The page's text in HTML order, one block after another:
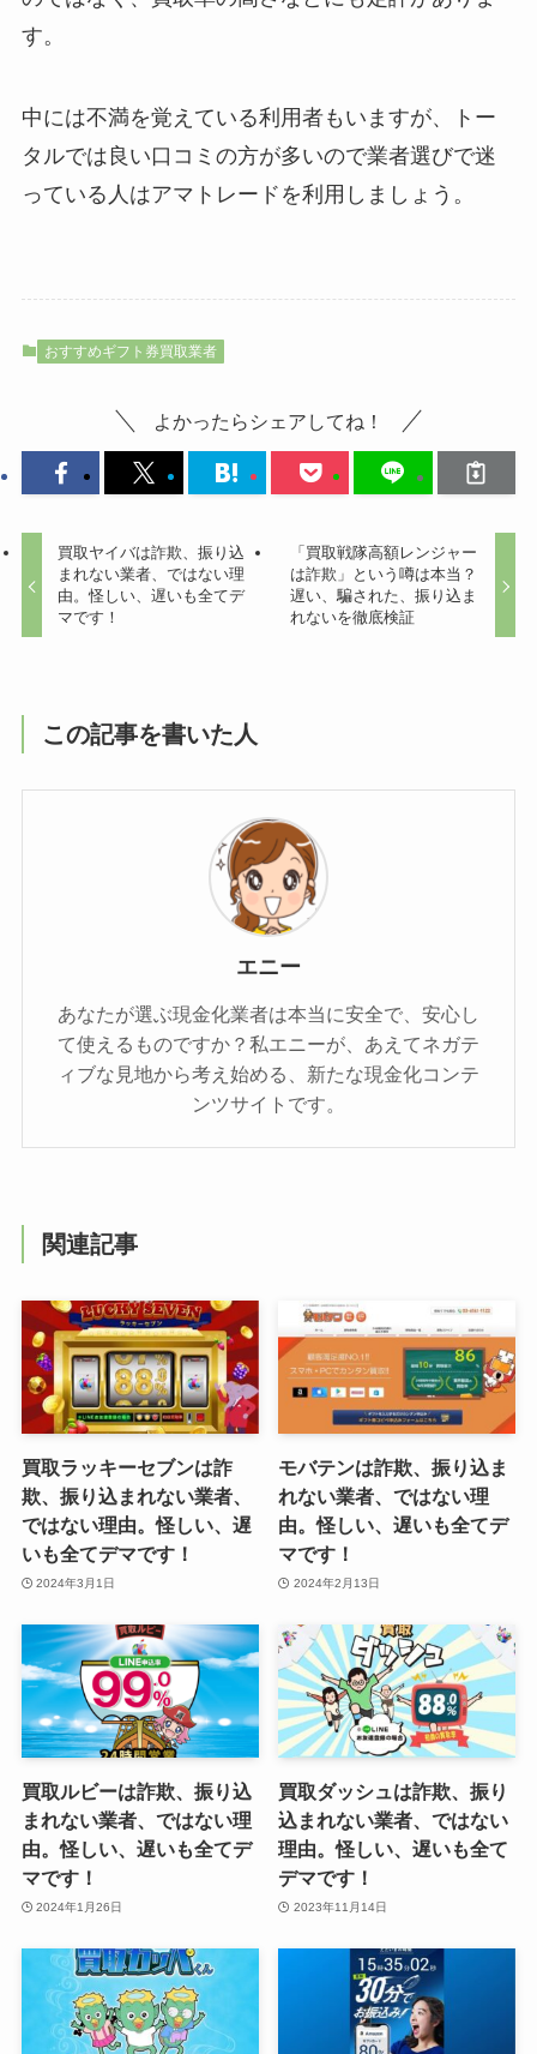
す。
中には不満を覚えている利用者もいますが、トー
タルでは良い口コミの方が多いので業者選びで迷
っている人はアマトレードを利用しましょう。
おすすめギフト券買取業者
よかったらシェアしてね！
買取ヤイバは詐欺、振り込
まれない業者、ではない理
由。怪しい、遅いも全てデ
マです！
「買取戦隊高額レンジャー
は詐欺」という噂は本当？
遅い、騙された、振り込ま
れないを徹底検証
この記事を書いた人
エニー
あなたが選ぶ現金化業者は本当に安全で、安心し
て使えるものですか？私エニーが、あえてネガテ
ィブな見地から考え始める、新たな現金化コンテ
ンツサイトです。
関連記事
買取ラッキーセブンは詐
欺、振り込まれない業者、
ではない理由。怪しい、遅
いも全てデマです！
2024年3月1日
モバテンは詐欺、振り込ま
れない業者、ではない理
由。怪しい、遅いも全てデ
マです！
2024年2月13日
買取ルビーは詐欺、振り込
まれない業者、ではない理
由。怪しい、遅いも全てデ
マです！
2024年1月26日
買取ダッシュは詐欺、振り
込まれない業者、ではない
理由。怪しい、遅いも全て
デマです！
2023年11月14日